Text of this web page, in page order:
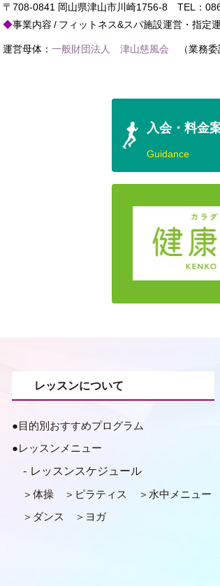
〒708-0841 岡山県津山市川崎1756-8 TEL：
事業内容
フィットネス&スパ施設運営・指定
運営母体： 一般財団法人 津山慈風会 （業務委
入会・料金
Guidance
レッスンについて
目的別おすすめプログラム
レッスンメニュー
レッスンスケジュール
体操
ピラティス
水中メニュー
ダンス
ヨガ